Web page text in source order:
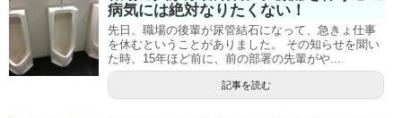
病気には絶対なりたくない！
先日、職場の後輩が尿管結石になって、急きょ仕事
を休むということがありました。 その知らせを聞い
た時、15年ほど前に、前の部署の先輩がや...
記事を読む